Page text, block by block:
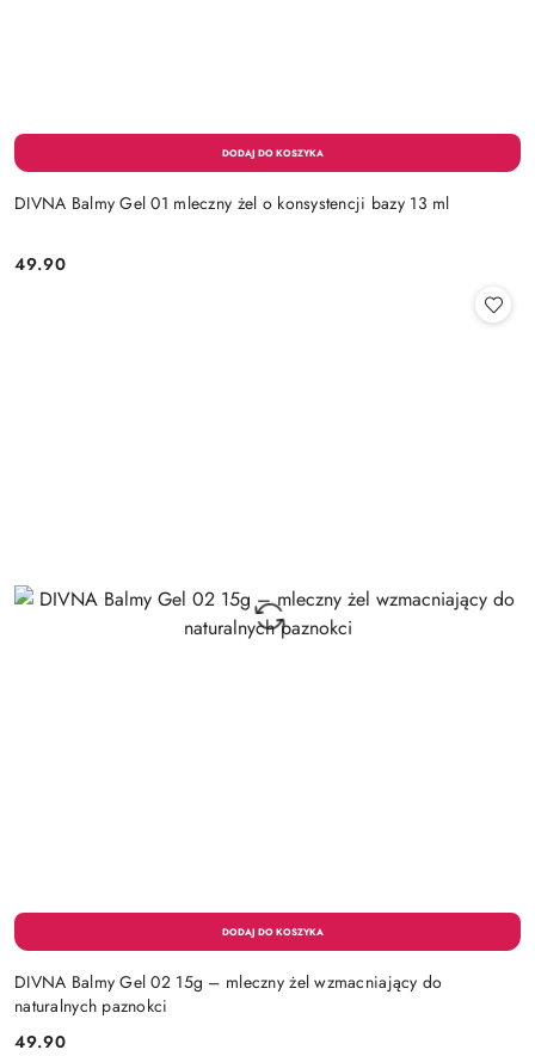
DIVNA Balmy Gel 01 mleczny żel o konsystencji bazy 13 ml
Cena:
49.90
DIVNA Balmy Gel 02 15g – mleczny żel wzmacniający do
naturalnych paznokci
49.90